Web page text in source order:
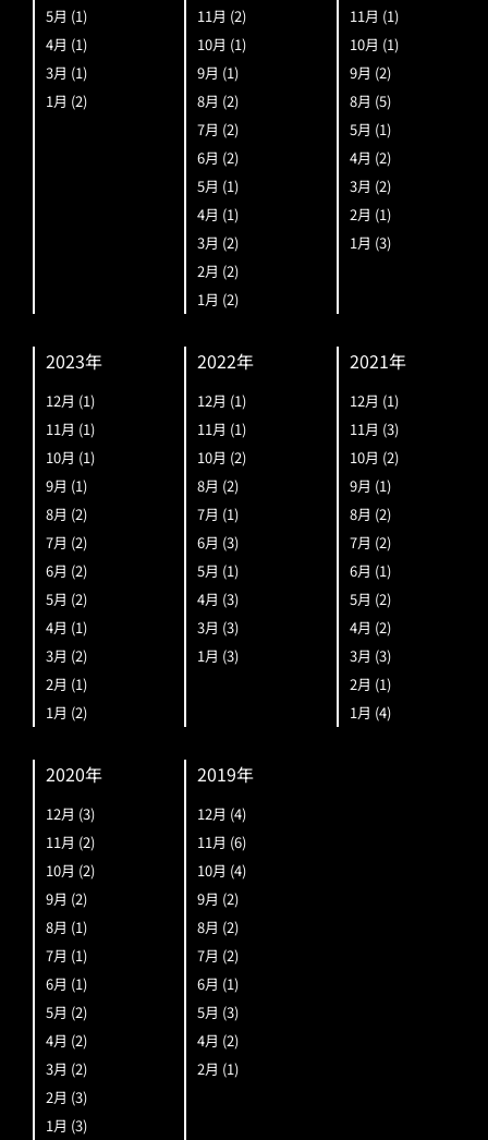
5月 (1)
4月 (1)
3月 (1)
1月 (2)
11月 (2)
10月 (1)
9月 (1)
8月 (2)
7月 (2)
6月 (2)
5月 (1)
4月 (1)
3月 (2)
2月 (2)
1月 (2)
11月 (1)
10月 (1)
9月 (2)
8月 (5)
5月 (1)
4月 (2)
3月 (2)
2月 (1)
1月 (3)
2023年
12月 (1)
11月 (1)
10月 (1)
9月 (1)
8月 (2)
7月 (2)
6月 (2)
5月 (2)
4月 (1)
3月 (2)
2月 (1)
1月 (2)
2022年
12月 (1)
11月 (1)
10月 (2)
8月 (2)
7月 (1)
6月 (3)
5月 (1)
4月 (3)
3月 (3)
1月 (3)
2021年
12月 (1)
11月 (3)
10月 (2)
9月 (1)
8月 (2)
7月 (2)
6月 (1)
5月 (2)
4月 (2)
3月 (3)
2月 (1)
1月 (4)
2020年
12月 (3)
11月 (2)
10月 (2)
9月 (2)
8月 (1)
7月 (1)
6月 (1)
5月 (2)
4月 (2)
3月 (2)
2月 (3)
1月 (3)
2019年
12月 (4)
11月 (6)
10月 (4)
9月 (2)
8月 (2)
7月 (2)
6月 (1)
5月 (3)
4月 (2)
2月 (1)